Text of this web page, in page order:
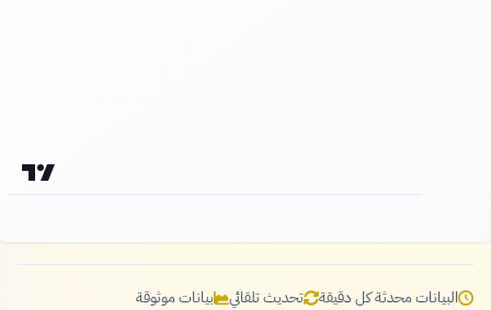
البيانات محدثة كل دقيقة تحديث تلقائي بيانات موثوقة